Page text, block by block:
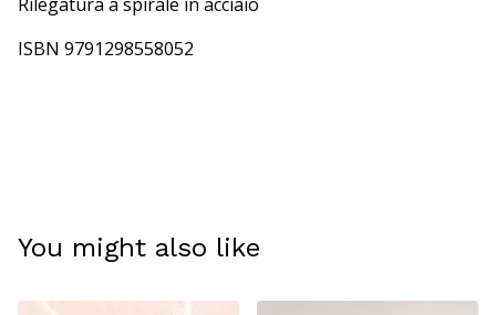
ISBN 9791298558052
You might also like